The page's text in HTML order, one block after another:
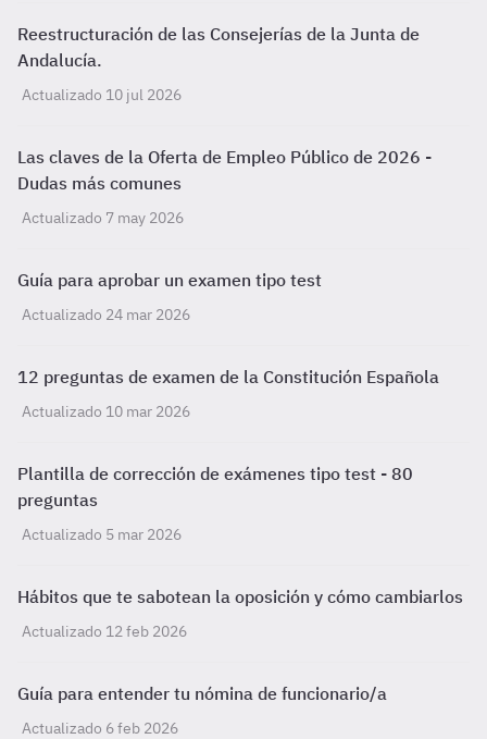
Reestructuración de las Consejerías de la Junta de
Andalucía.
Actualizado 10 jul 2026
Las claves de la Oferta de Empleo Público de 2026 -
Dudas más comunes
Actualizado 7 may 2026
Guía para aprobar un examen tipo test
Actualizado 24 mar 2026
12 preguntas de examen de la Constitución Española
Actualizado 10 mar 2026
Plantilla de corrección de exámenes tipo test - 80
preguntas
Actualizado 5 mar 2026
Hábitos que te sabotean la oposición y cómo cambiarlos
Actualizado 12 feb 2026
Guía para entender tu nómina de funcionario/a
Actualizado 6 feb 2026